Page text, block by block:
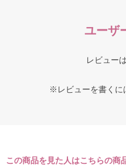
ユーザ
レビュー
※レビューを書くに
この商品を見た人はこちらの商